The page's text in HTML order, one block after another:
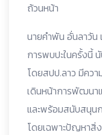
ถ้วนหน้า
นายคำพัน อั่นลาวัน
การพบปะในครั้งนี้
โดยสปป.ลาว มีควา
เดินหน้าการพัฒนา
และพร้อมสนับสนุน
โดยเฉพาะปัญหาสิ่